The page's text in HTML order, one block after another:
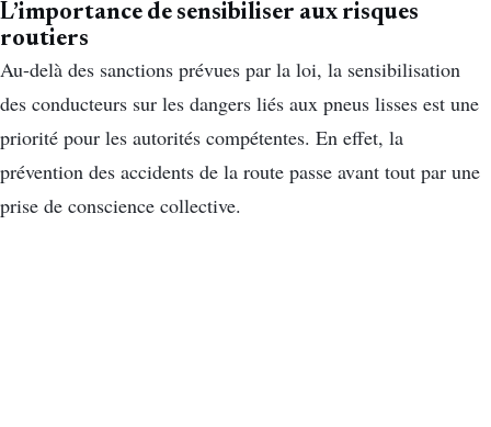
L’importance de sensibiliser aux risques
routiers
Au-delà des sanctions prévues par la loi, la sensibilisation
des conducteurs sur les dangers liés aux pneus lisses est une
priorité pour les autorités compétentes. En effet, la
prévention des accidents de la route passe avant tout par une
prise de conscience collective.